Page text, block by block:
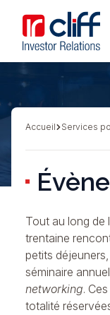
contenu
principal
Aller directement
Fil
d'Ariane
Accueil Services
Tout au long de
trentaine
petits
séminaire
networking.
totalité